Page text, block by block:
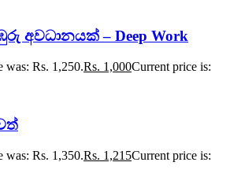
අවධානයක් – Deep Work
was: Rs. 1,250.Rs. 1,000Current price is:
was: Rs. 1,350.Rs. 1,215Current price is: